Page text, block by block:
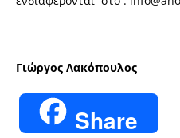
Γιώργος Λακόπουλος
Share